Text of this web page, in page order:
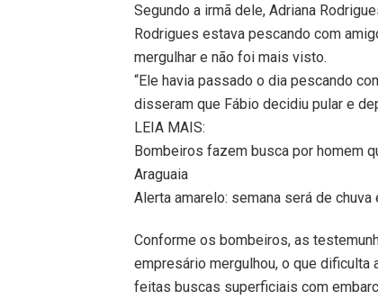
Segundo a irmã dele, Adriana
Rodrigues estava pescando com
mergulhar e não foi mais visto.
“Ele havia passado o dia pescando
disseram que Fábio decidiu pular e
LEIA MAIS:
Bombeiros fazem busca por homem
Araguaia
Alerta amarelo: semana será de
Conforme os bombeiros, as
empresário mergulhou, o que
feitas buscas superficiais com